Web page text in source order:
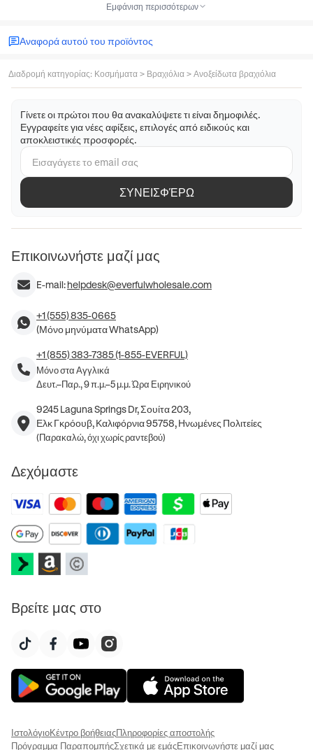
Εμφάνιση περισσότερων
Αναφορά αυτού του προϊόντος
Διαδρομή κατηγορίας: Κοσμήματα > Βραχιόλια > Ανοξείδωτα βραχιόλια
Γίνετε οι πρώτοι που θα ανακαλύψετε τι είναι δημοφιλές.
Εγγραφείτε για νέες αφίξεις, επιλογές από ειδικούς και
αποκλειστικές προσφορές.
ΣΥΝΕΙΣΦΈΡΩ
Επικοινωνήστε μαζί μας
E-mail:helpdesk@everfulwholesale.com
+1 (555) 835-0665
(Μόνο μηνύματα WhatsApp)
+1 (855) 383-7385 (1-855-EVERFUL)
Μόνο στα Αγγλικά
Δευτ.–Παρ., 9 π.μ.–5 μ.μ. Ώρα Ειρηνικού
9245 Laguna Springs Dr, Σουίτα 203,
Ελκ Γκρόουβ, Καλιφόρνια 95758, Ηνωμένες Πολιτείες
(Παρακαλώ, όχι χωρίς ραντεβού)
Δεχόμαστε
Βρείτε μας στο
ΙστολόγιοΚέντρο βοήθειαςΠληροφορίες αποστολής
Πρόγραμμα ΠαραπομπήςΣχετικά με εμάςΕπικοινωνήστε μαζί μας